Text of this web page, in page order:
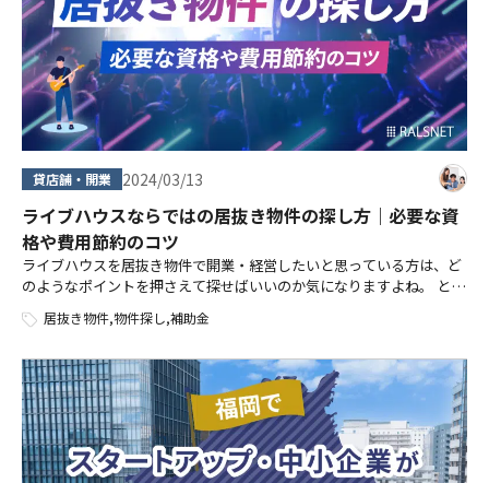
ライブハウスならではの居抜き物件の探し方｜必要な資
格や費用節約のコツ
ライブハウスを居抜き物件で開業・経営したいと思っている方は、ど
のようなポイントを押さえて探せばいいのか気になりますよね。 とく
必要な資格・許可、費用について知 […]
貸店舗・開業 2024/03/13
居抜き物件,物件探し,補助金